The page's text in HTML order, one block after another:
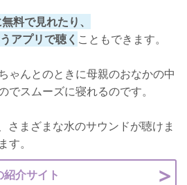
料で見れたり、
アプリで聴く こともできます。
ゃんとのときに母親のおなかの中
でスムーズに寝れるのです。
さまざまな水のサウンドが聴けま
。
介サイト